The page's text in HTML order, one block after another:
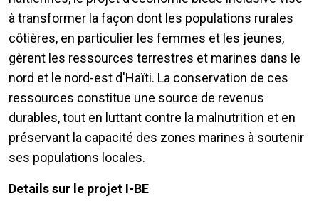
à transformer la façon dont les populations rurales
côtières, en particulier les femmes et les jeunes,
gèrent les ressources terrestres et marines dans le
nord et le nord-est d'Haïti. La conservation de ces
ressources constitue une source de revenus
durables, tout en luttant contre la malnutrition et en
préservant la capacité des zones marines à soutenir
ses populations locales.
Details sur le projet I-BE